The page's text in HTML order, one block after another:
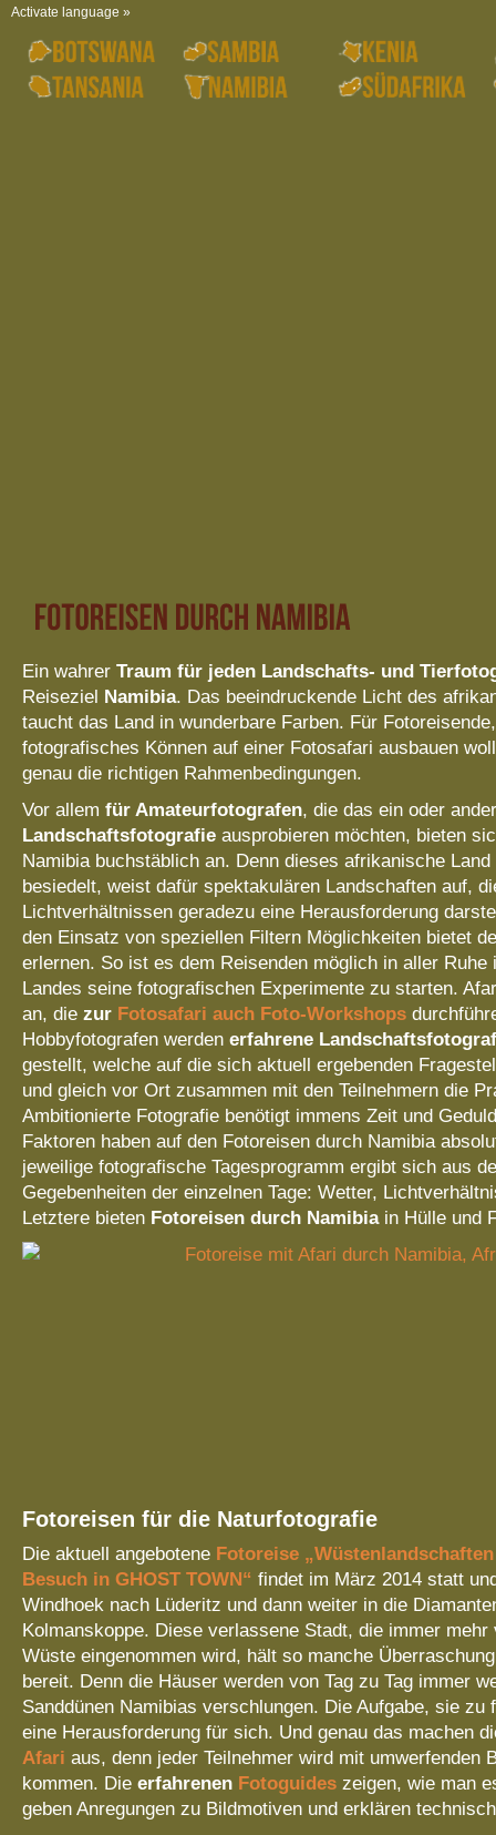
Activate language »
Ein wahrer Traum für jeden Landschafts- und
Reiseziel Namibia. Das beeindruckende Licht des
taucht das Land in wunderbare Farben. Für
fotografisches Können auf einer Fotosafari ausbauen
genau die richtigen Rahmenbedingungen.
Vor allem für Amateurfotografen, die das ein oder
Landschaftsfotografie ausprobieren möchten, bieten
Namibia buchstäblich an. Denn dieses afrikanische
besiedelt, weist dafür spektakulären Landschaften auf,
Lichtverhältnissen geradezu eine Herausforderung
den Einsatz von speziellen Filtern Möglichkeiten bietet
erlernen. So ist es dem Reisenden möglich in aller Ruhe
Landes seine fotografischen Experimente zu starten.
an, die zur Fotosafari auch Foto-Workshops
Hobbyfotografen werden erfahrene
gestellt, welche auf die sich aktuell ergebenden
und gleich vor Ort zusammen mit den Teilnehmern die
Ambitionierte Fotografie benötigt immens Zeit und
Faktoren haben auf den Fotoreisen durch Namibia
jeweilige fotografische Tagesprogramm ergibt sich aus
Gegebenheiten der einzelnen Tage: Wetter,
Letztere bieten Fotoreisen durch Namibiain Hülle und
Fotoreisen für die Naturfotografie
Die aktuell angebotene Fotoreise
Besuch in GHOST TOWN“ findet im März 2014 statt
Windhoek nach Lüderitz und dann weiter in die
Kolmanskoppe. Diese verlassene Stadt, die immer mehr
Wüste eingenommen wird, hält so manche
bereit. Denn die Häuser werden von Tag zu Tag immer
Sanddünen Namibias verschlungen. Die Aufgabe, sie zu
eine Herausforderung für sich. Und genau das machen
Afari aus, denn jeder Teilnehmer wird mit umwerfenden
kommen. Die erfahrenen Fotoguides zeigen, wie man
geben Anregungen zu Bildmotiven und erklären